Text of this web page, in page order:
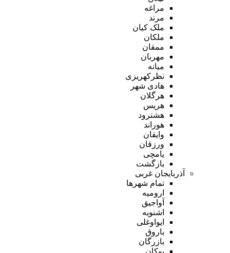
مراغه
مرند
ملک کیان
ملکان
ممقان
مهربان
میانه
نظرکهریزی
هادی شهر
هرگلان
هریس
هشترود
هوراند
وایقان
ورزقان
یامچی
بازگشت
آذربایجان غربی
تمام شهر‌ها
ارومیه
آواجیق
اشنویه
ایواوغلی
باروق
بازرگان
بوکان